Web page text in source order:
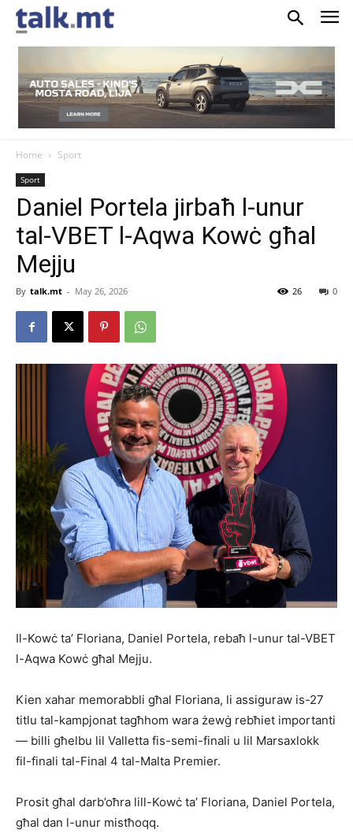
Home Sport
Sport
Daniel Portela jirbaħ l-unur
tal-VBET l-Aqwa Kowċ għal
Mejju
By talk.mt - May 26, 2026 0
26
Il-Kowċ ta’ Floriana, Daniel Portela, rebaħ l-unur tal-VBET
l-Aqwa Kowċ għal Mejju.
Kien xahar memorabbli għal Floriana, li assiguraw is-27
titlu tal-kampjonat tagħhom wara żewġ rebħiet importanti
— billi għelbu lil Valletta fis-semi-finali u lil Marsaxlokk
fil-finali tal-Final 4 tal-Malta Premier.
Prosit għal darb’oħra lill-Kowċ ta’ Floriana, Daniel Portela,
għal dan l-unur mistħoqq.